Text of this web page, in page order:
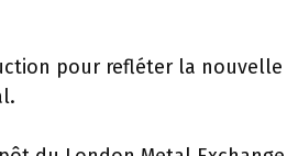
pour refléter la nouvelle